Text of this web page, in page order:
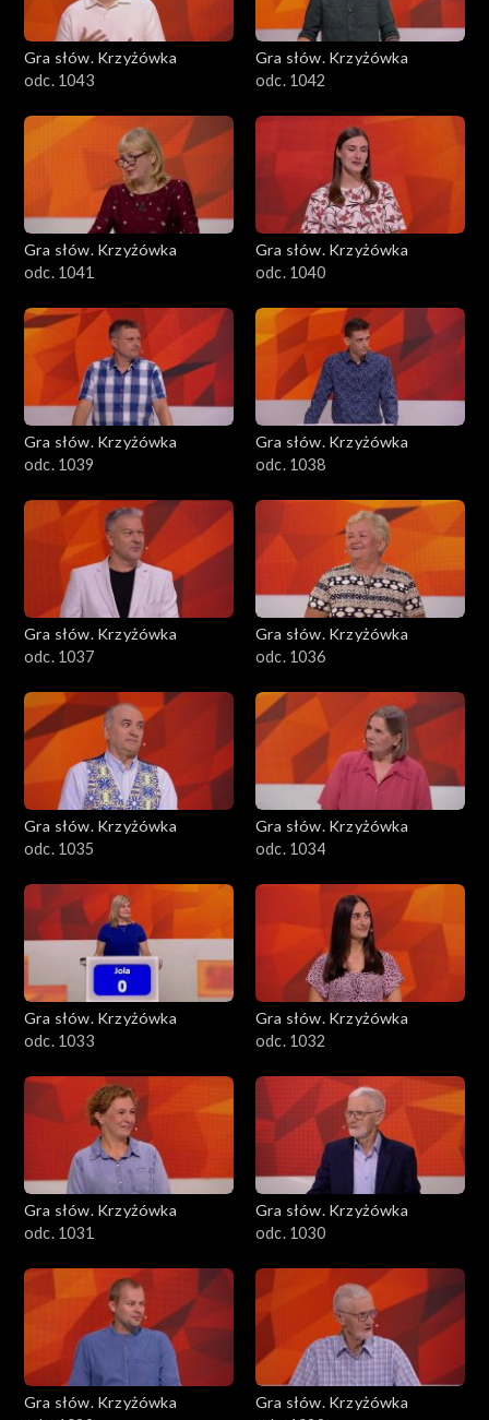
Gra słów. Krzyżówka
odc. 1043
Gra słów. Krzyżówka
odc. 1042
Gra słów. Krzyżówka
odc. 1041
Gra słów. Krzyżówka
odc. 1040
Gra słów. Krzyżówka
odc. 1039
Gra słów. Krzyżówka
odc. 1038
Gra słów. Krzyżówka
odc. 1037
Gra słów. Krzyżówka
odc. 1036
Gra słów. Krzyżówka
odc. 1035
Gra słów. Krzyżówka
odc. 1034
Gra słów. Krzyżówka
odc. 1033
Gra słów. Krzyżówka
odc. 1032
Gra słów. Krzyżówka
odc. 1031
Gra słów. Krzyżówka
odc. 1030
Gra słów. Krzyżówka
Gra słów. Krzyżówka